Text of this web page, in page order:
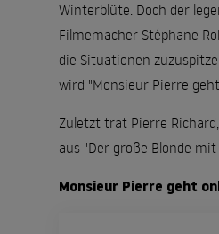
Winterblüte. Doch der
Filmemacher Stéphane
die Situationen
wird "Monsieur Pierre
Zuletzt trat Pierre
aus "Der große Blonde
Monsieur Pierre geht